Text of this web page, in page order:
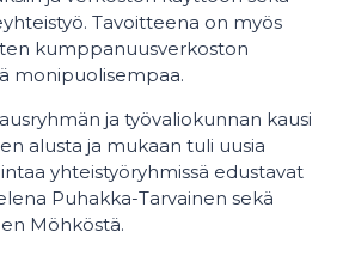
Tavoitteena on myös
kumppanuusverkoston
monipuolisempaa.
ja työvaliokunnan kausi
alusta ja mukaan tuli uusia
yhteistyöryhmissä edustavat
Puhakka-Tarvainen sekä
Möhköstä.